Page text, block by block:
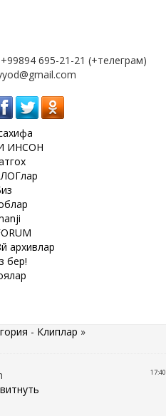
695-21-21 (+телеграм)
ИНСОН
архивлар
бер!
- Клиплар »
17:40